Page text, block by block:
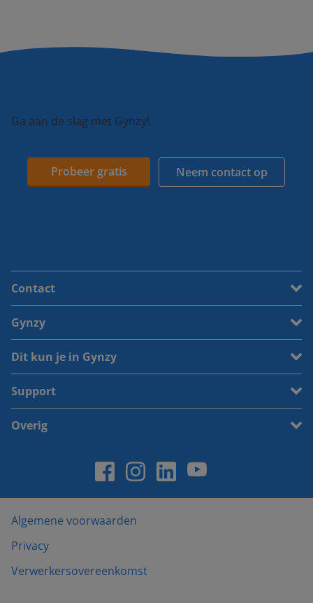
Ga aan de slag met Gynzy!
Probeer gratis Neem contact op
Contact
Gynzy
Dit kun je in Gynzy
Support
Overig
Algemene voorwaarden
Privacy
Verwerkersovereenkomst